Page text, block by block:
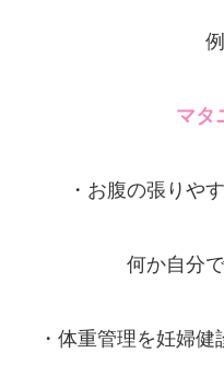
マタ
・お腹の張りや
何か自分
・体重管理を妊婦